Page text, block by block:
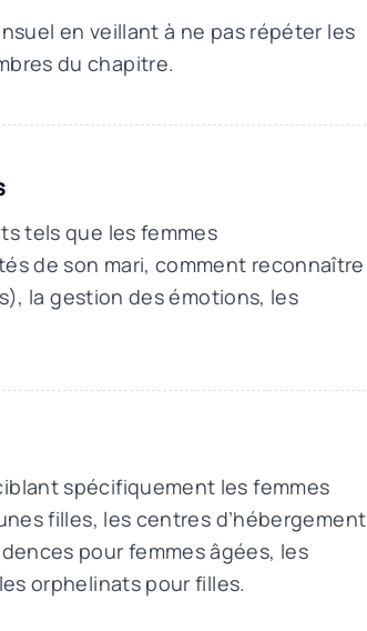
en veillant à ne pas répéter les
du chapitre.
tels que les femmes
de son mari, comment reconnaître
la gestion des émotions, les
spécifiquement les femmes
filles, les centres d’hébergement
pour femmes âgées, les
orphelinats pour filles.